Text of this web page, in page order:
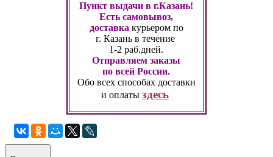
Пункт выдачи в г.Казань!
Есть самовывоз,
доставка курьером по
г. Казань в течение
1-2 раб.дней.
Отправляем заказы
по всей России.
Обо всех способах доставки
и оплатыздесь